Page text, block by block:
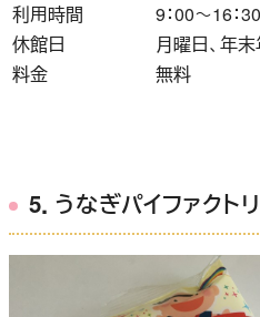
利用時間
9：00～16：30
休館日
月曜日、年
料金
無料
5．うなぎパイファクト